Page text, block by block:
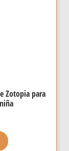
Zotopia para
Este